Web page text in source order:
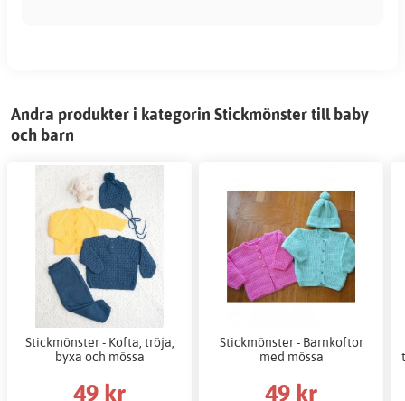
Andra produkter i kategorin Stickmönster till baby
och barn
Stickmönster - Kofta, tröja,
byxa och mössa
49 kr
Stickmönster - Barnkoftor
med mössa
49 kr